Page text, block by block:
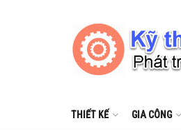
THIẾT KẾ GIA CÔNG